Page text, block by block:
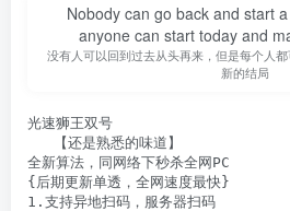
Nobody can go back and start
anyone can start today and
没有人可以回到过去从头再来，但是每个人
新的结局
光速狮王双号
【还是熟悉的味道】
全新算法，同网络下秒杀全网PC
{后期更新单透，全网速度最快}
1.支持异地扫码，服务器扫码